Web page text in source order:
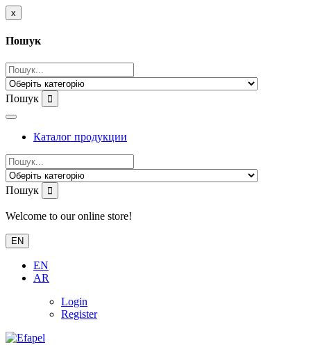
x
Пошук
Пошук
Каталог продукции
Пошук
Welcome to our online store!
EN
EN
AR
Login
Register